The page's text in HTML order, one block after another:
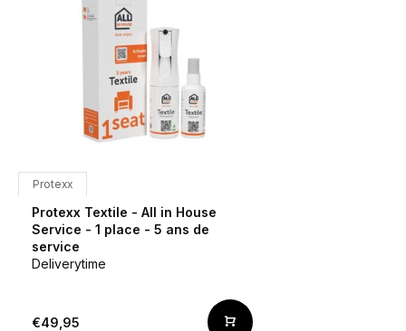
Protexx
Protexx Textile - All in House
Service - 1 place - 5 ans de
service
Deliverytime
€49,95